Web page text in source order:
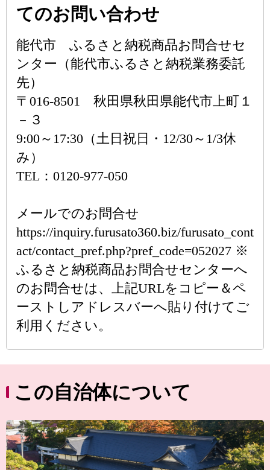
てのお問い合わせ
能代市 ふるさと納税商品お問合せセ
ンター（能代市ふるさと納税業務委託
先）
〒016-8501 秋田県秋田県能代市上町１
－３
9:00～17:30（土日祝日・12/30～1/3休
み）
TEL：0120-977-050
メールでのお問合せ
https://inquiry.furusato360.biz/furusato_cont
act/contact_pref.php?pref_code=052027 ※
ふるさと納税商品お問合せセンターへ
のお問合せは、上記URLをコピー＆ペ
ーストしアドレスバーへ貼り付けてご
利用ください。
この自治体について